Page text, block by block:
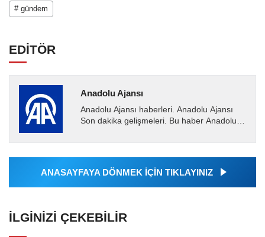
# gündem
EDİTÖR
Anadolu Ajansı
Anadolu Ajansı haberleri. Anadolu Ajansı
Son dakika gelişmeleri. Bu haber Anadolu
Ajansı tarafından...
ANASAYFAYA DÖNMEK İÇİN TIKLAYINIZ
İLGINIZI ÇEKEBILIR